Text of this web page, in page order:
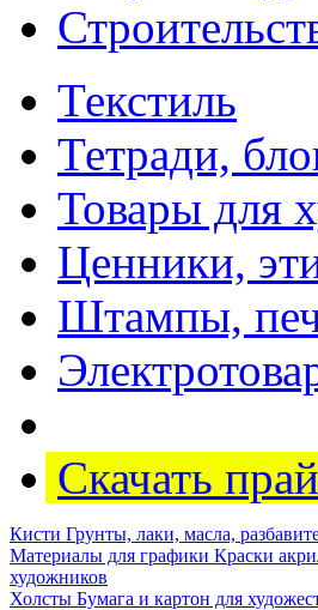
Текстиль
Тетради,
Товары для
Ценники,
Штампы,
Скачать
Кисти Грунты, лаки, масла,
Материалы для графики Краски
художников
Холсты Бумага и картон для